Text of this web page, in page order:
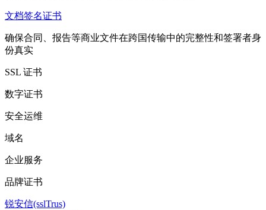
文档签名证书
确保合同、报告等商业文件在跨国传输中的完整性和签署者身
份真实
SSL 证书
数字证书
安全运维
域名
企业服务
品牌证书
锐安信(sslTrus)